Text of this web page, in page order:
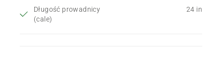
Długość prowadnicy
(cale)
24 in